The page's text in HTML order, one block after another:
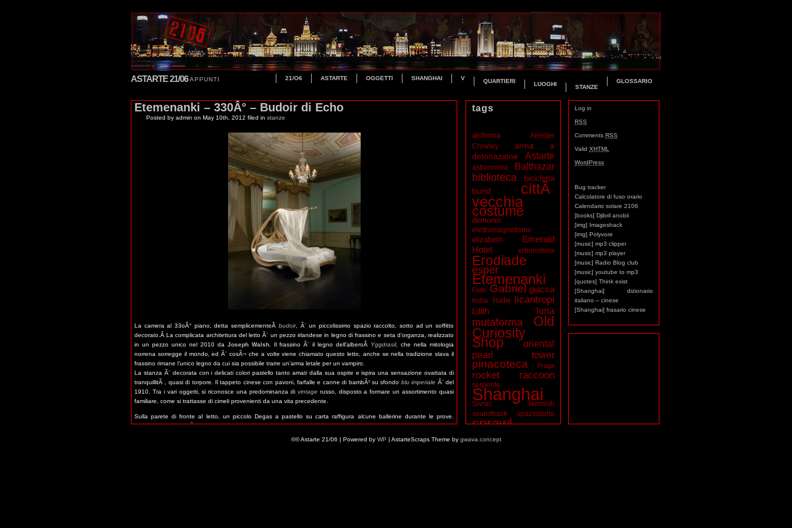
ASTARTE 21/06 APPUNTI 21/O6 ASTARTE GLOSSARIO
OGGETTI SHANGHAI QUARTIERI LUOGHI STANZE
V
Etemenanki – 330Â° – Budoir di Echo
Posted by admin on May 10th, 2012 filed in stanze
La camera al 33oÂ° piano, detta semplicementeÂ budoir, Ã¨ un piccolissimo spazio raccolto, sotto ad un soffitto
decorato.Â La complicata architettura del letto Ã¨ un pezzo irlandese in legno di frassino e seta d’organza, realizzato
in un pezzo unico nel 2010 da Joseph Walsh. Il frassino Ã¨ il legno dell’alberoÂ Yggdrasil, che nella mitologia
norrena sorregge il mondo, ed Ã¨ cosÃ¬ che a volte viene chiamato questo letto, anche se nella tradizione slava il
frassino rimane l’unico legno da cui sia possibile trarre un’arma letale per un vampiro.
La stanza Ã¨ decorata con i delicati colori pastello tanto amati dalla sua ospite e ispira una sensazione ovattata di
tranquillitÃ , quasi di torpore. Il tappeto cinese con pavoni, farfalle e canne di bambÃ¹ su sfondo blu imperiale Ã¨ del
1910. Tra i vari oggetti, si riconosce una predominanza di vintagerusso, disposto a formare un assortimento quasi
familiare, come si trattasse di cimeli provenienti da una vita precedente.
Sulla parete di fronte al letto, un piccolo Degas a pastello su carta raffigura alcune ballerine durante le prove.
Apparteneva alMusÃ©e d’Orsay, ma venne donato nel 2015.
Log in
RSS
CommentsRSS
ValidXHTML
WordPress
Bug tracker
Calcolatore di fuso orario
Calendario solare 2106
[books] Djibril anobii
[img] Imageshack
[img] Polyvore
[music] mp3 clipper
[music] mp3 player
[music] Radio Blog club
[music] youtube to mp3
[quotes] Think exist
[Shanghai] dizionario
italiano – cinese
[Shanghai] frasario cinese
tags
alchimia
Aleister
Crowley
arma a
detonazione
Astarte
astronomia Balthazar
biblioteca bicicletta
bund cittÃ
vecchia
costume
demonio
elettromagnetismo
elizabeth
Emerald
Hotel
erboristeria
Erodiade
esper
Etemenanki
Faith Gabriel giacca
India Iside licantropi
Lilith luna
mutaforma
Old
Curiosity
Shop
oriental
pearl tower
pinacoteca Praga
rocket raccoon
serpente
Shanghai
Sivrac
Skirmish
soundtrack
spazioporto
sprawl tarocchi
vampiri
©© Astarte 21/06 | Powered by WP | AstarteScraps Theme by gwava.concept